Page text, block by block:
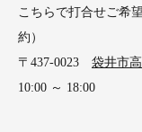
こちらで打合せご希
約）
〒437-0023 袋井市
10:00 ～ 18:00